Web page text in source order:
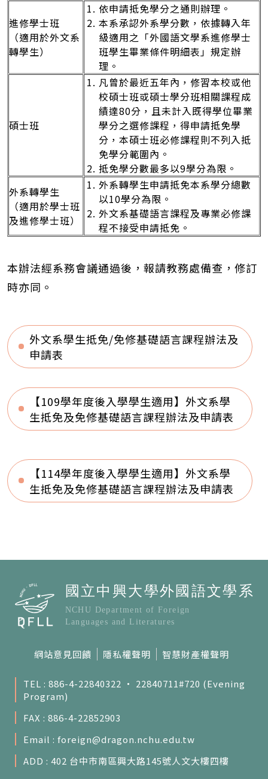
進修學士班
（適用於外文系
轉學生）
依申請抵免學分之通則辦理。
本系承認外系學分數，依據轉入年
級適用之「外國語文學系進修學士
班學生畢業條件明細表」規定辦
理。
碩士班
凡曾於最近五年內，修習本校或他
校碩士班或碩士學分班相關課程成
績達80分，且未計入既得學位畢業
學分之選修課程，得申請抵免學
分，本碩士班必修課程則不列入抵
免學分範圍內。
抵免學分數最多以9學分為限。
外系轉學生
（適用於學士班
及進修學士班）
外系轉學生申請抵免本系學分總數
以10學分為限。
外文系基礎語言課程及專業必修課
程不接受申請抵免。
本辦法經系務會議通過後，報請教務處備查，修訂
時亦同。
外文系學生抵免/免修基礎語言課程辦法及
申請表
【109學年度後入學學生適用】外文系學
生抵免及免修基礎語言課程辦法及申請表
【114學年度後入學學生適用】外文系學
生抵免及免修基礎語言課程辦法及申請表
網站意見回饋 隱私權聲明 智慧財產權聲明
TEL : 886-4-22840322 ‧ 22840711#720 (Evening
Program)
FAX : 886-4-22852903
Email : foreign@dragon.nchu.edu.tw
ADD : 402 台中市南區興大路145號人文大樓四樓